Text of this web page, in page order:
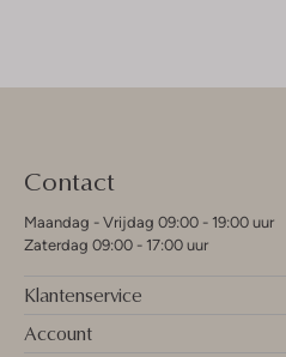
Contact
Maandag - Vrijdag 09:00 - 19:00 uur
Zaterdag 09:00 - 17:00 uur
Klantenservice
Account